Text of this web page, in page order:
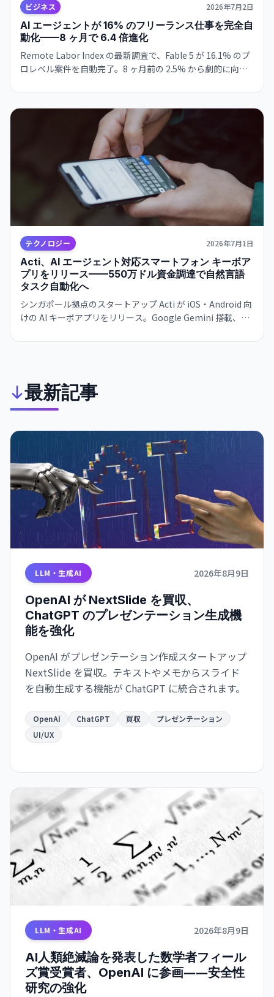
ビジネス 2026年7月2日
AI エージェントが 16% のフリーランス仕事を完全自
動化——8 ヶ月で 6.4 倍進化
Remote Labor Index の最新調査で、Fable 5 が 16.1% のプ
ロレベル案件を自動完了。8 ヶ月前の 2.5% から劇的に向上
テクノロジー 2026年7月1日
Acti、AI エージェント対応スマートフォン キーボア
プリをリリース——550万ドル資金調達で自然言語
タスク自動化へ
シンガポール拠点のスタートアップ Acti が iOS・Android 向
けの AI キーボアプリをリリース。Google Gemini 搭載、ロ
統合が可能。自然言語で複数ステップのタスク自動化を実
最新記事
LLM・生成AI 2026年8月9日
OpenAI が NextSlide を買収、
ChatGPT のプレゼンテーション生成機
能を強化
OpenAI がプレゼンテーション作成スタートアップ
NextSlide を買収。テキストやメモからスライド
を自動生成する機能が ChatGPT に統合されます。
OpenAI ChatGPT 買収
プレゼンテーション
UI/UX
LLM・生成AI 2026年8月9日
AI人類絶滅論を発表した数学者フィール
ズ賞受賞者、OpenAI に参画――安全性
研究の強化